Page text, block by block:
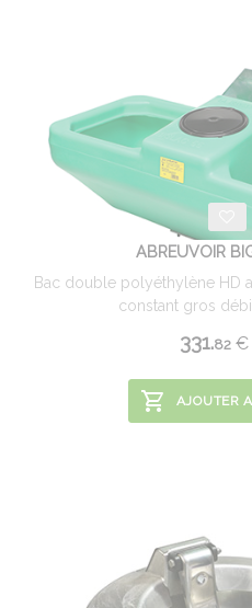
ABREUVOIR
Bac double polyéthylène HD
constant gros
331.82 €
AJOUTER